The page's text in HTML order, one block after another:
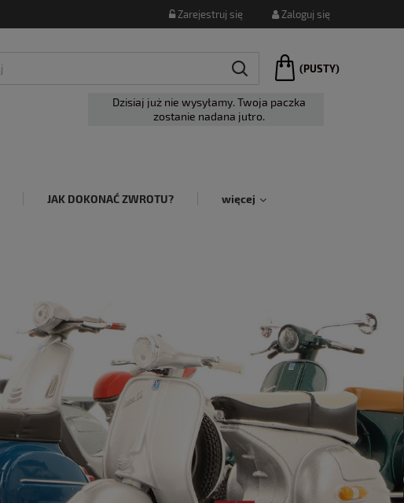
Zarejestruj się Zaloguj się
(PUSTY)
Dzisiaj już nie wysyłamy. Twoja paczka
zostanie nadana jutro.
JAK DOKONAĆ ZWROTU? więcej